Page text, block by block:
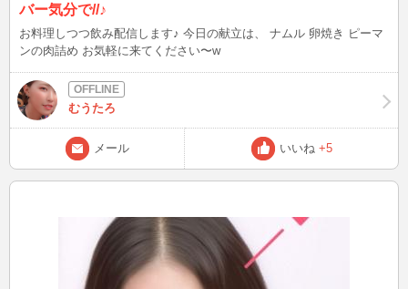
バー気分で//♪
お料理しつつ飲み配信します♪ 今日の献立は、 ナムル 卵焼き ピーマ
ンの肉詰め お気軽に来てください〜w
むうたろ
メール いいね +5